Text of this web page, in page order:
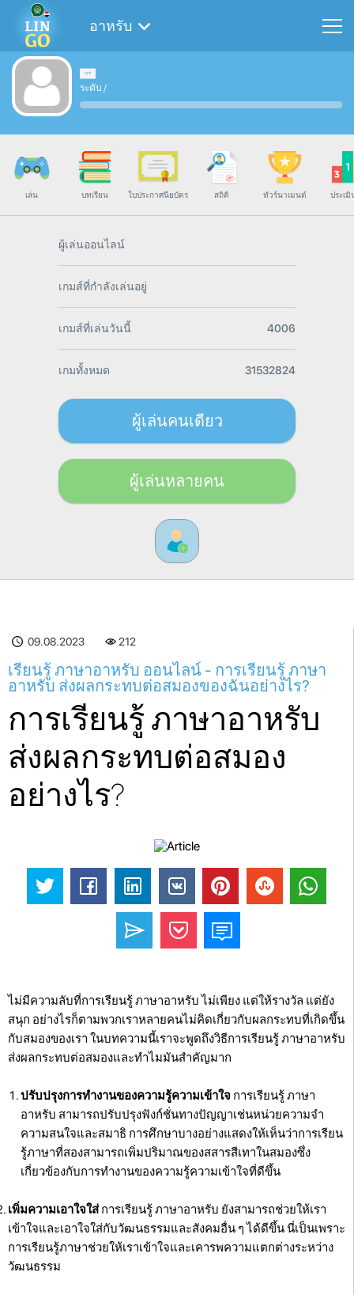
อาหรับ
ระดับ /
เล่น บทเรียน ใบประกาศนียบัตร สถิติ ทัวร์นาเมนต์ ประเมิ
ผู้เล่นออนไลน์
เกมส์ที่กำลังเล่นอยู่
เกมส์ที่เล่นวันนี้ 4006
เกมทั้งหมด 31532824
ผู้เล่นคนเดียว
ผู้เล่นหลายคน
09.08.2023 212
เรียนรู้ ภาษาอาหรับ ออนไลน์ - การเรียนรู้ ภาษา
อาหรับ ส่งผลกระทบต่อสมองของฉันอย่างไร?
การเรียนรู้ ภาษาอาหรับ
ส่งผลกระทบต่อสมอง
อย่างไร?
ไม่มีความลับที่การเรียนรู้ ภาษาอาหรับ ไม่เพียง แต่ให้รางวัล แต่ยัง
สนุก อย่างไรก็ตามพวกเราหลายคนไม่คิดเกี่ยวกับผลกระทบที่เกิดขึ้น
กับสมองของเรา ในบทความนี้เราจะพูดถึงวิธีการเรียนรู้ ภาษาอาหรับ
ส่งผลกระทบต่อสมองและทำไมมันสำคัญมาก
ปรับปรุงการทำงานของความรู้ความเข้าใจ การเรียนรู้ ภาษา
อาหรับ สามารถปรับปรุงฟังก์ชั่นทางปัญญาเช่นหน่วยความจำ
ความสนใจและสมาธิ การศึกษาบางอย่างแสดงให้เห็นว่าการเรียน
รู้ภาษาที่สองสามารถเพิ่มปริมาณของสสารสีเทาในสมองซึ่ง
เกี่ยวข้องกับการทำงานของความรู้ความเข้าใจที่ดีขึ้น
เพิ่มความเอาใจใส่การเรียนรู้ ภาษาอาหรับ ยังสามารถช่วยให้เรา
เข้าใจและเอาใจใส่กับวัฒนธรรมและสังคมอื่น ๆ ได้ดีขึ้น นี่เป็นเพราะ
การเรียนรู้ภาษาช่วยให้เราเข้าใจและเคารพความแตกต่างระหว่าง
วัฒนธรรม